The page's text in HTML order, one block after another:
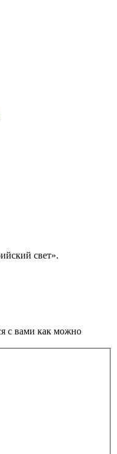
свет».
с вами как можно